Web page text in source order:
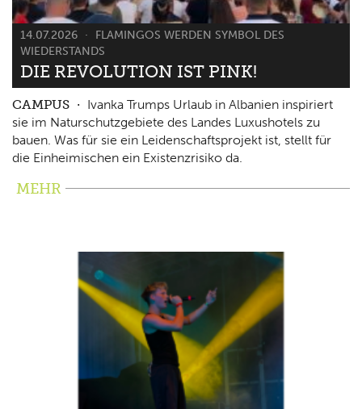
14.07.2026
FLAMINGOS WERDEN SYMBOL DES
WIEDERSTANDS
DIE REVOLUTION IST PINK!
CAMPUS
Ivanka Trumps Urlaub in Albanien inspiriert
sie im Naturschutzgebiete des Landes Luxushotels zu
bauen. Was für sie ein Leidenschaftsprojekt ist, stellt für
die Einheimischen ein Existenzrisiko da.
MEHR